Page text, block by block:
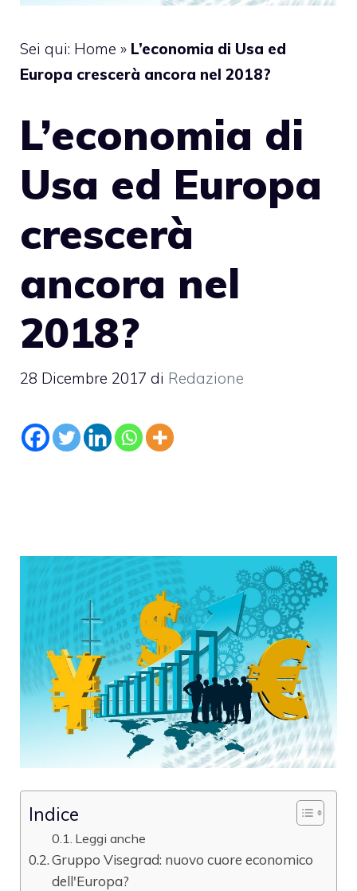
Sei qui: Home » L’economia di Usa ed
Europa crescerà ancora nel 2018?
L’economia di
Usa ed Europa
crescerà
ancora nel
2018?
28 Dicembre 2017 di Redazione
Indice
Leggi anche
Gruppo Visegrad: nuovo cuore economico
dell'Europa?